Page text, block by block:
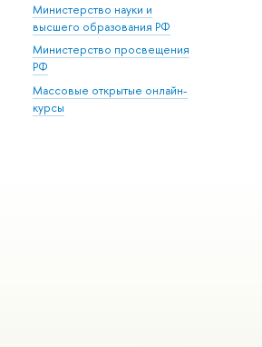
Министерство науки и
высшего образования РФ
Министерство просвещения
РФ
Массовые открытые онлайн-
курсы